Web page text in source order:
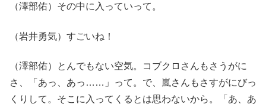
（澤部佑）その中に入っていって。
（岩井勇気）すごいね！
（澤部佑）とんでもない空気。コブクロさんもさうがに
さ、「あっ、あっ……」って。で、嵐さんもさすがにびっ
くりして。そこに入ってくるとは思わないから。「あ、あ